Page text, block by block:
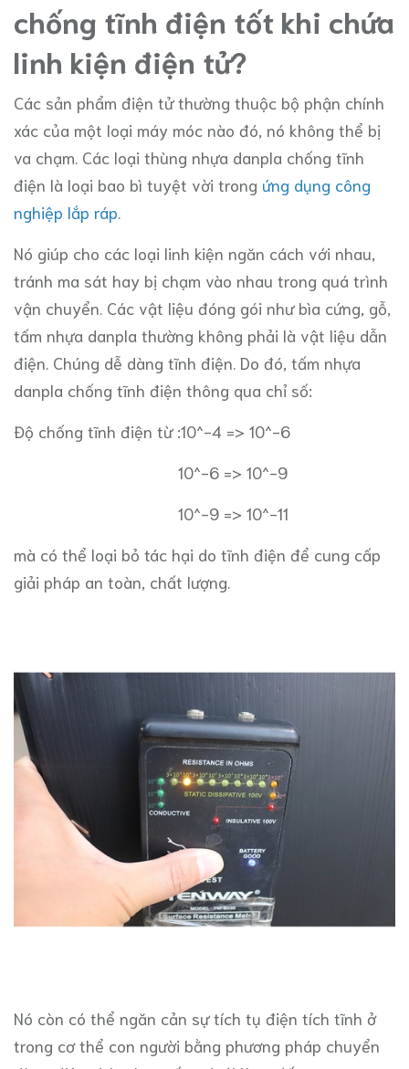
chống tĩnh điện tốt khi chứa
linh kiện điện tử?
Các sản phẩm điện tử thường thuộc bộ phận chính
xác của một loại máy móc nào đó, nó không thể bị
va chạm. Các loại thùng nhựa danpla chống tĩnh
điện là loại bao bì tuyệt vời trong ứng dụng công
nghiệp lắp ráp.
Nó giúp cho các loại linh kiện ngăn cách với nhau,
tránh ma sát hay bị chạm vào nhau trong quá trình
vận chuyển. Các vật liệu đóng gói như bìa cứng, gỗ,
tấm nhựa danpla thường không phải là vật liệu dẫn
điện. Chúng dễ dàng tĩnh điện. Do đó, tấm nhựa
danpla chống tĩnh điện thông qua chỉ số:
Độ chống tĩnh điện từ :10^-4 => 10^-6
10^-6 => 10^-9
10^-9 => 10^-11
mà có thể loại bỏ tác hại do tĩnh điện để cung cấp
giải pháp an toàn, chất lượng.
Nó còn có thể ngăn cản sự tích tụ điện tích tĩnh ở
trong cơ thể con người bằng phương pháp chuyển